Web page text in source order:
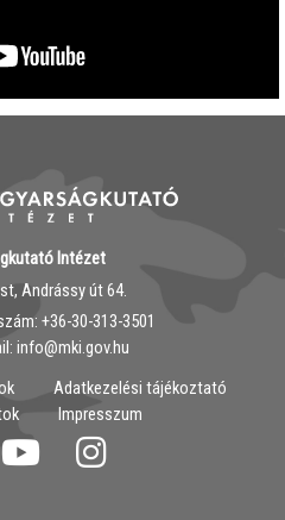
Intézet
Andrássy út 64.
‭+36-30-313-3501
info@mki.gov.hu
Adatkezelési tájékoztató
Impresszum